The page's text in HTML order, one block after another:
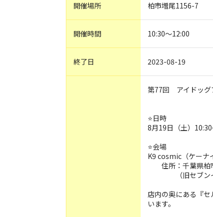
開催場所 柏市増尾1156-7
開催時間 10:30～12:00
終了日 2023-08-19
第77回 アイドッグ
⭐️日時
8月19日（土）
⭐️会場
K9 cosmic（ケーナ
住所：千葉県柏
（旧セブンイレ
店内の奥にある『
います。